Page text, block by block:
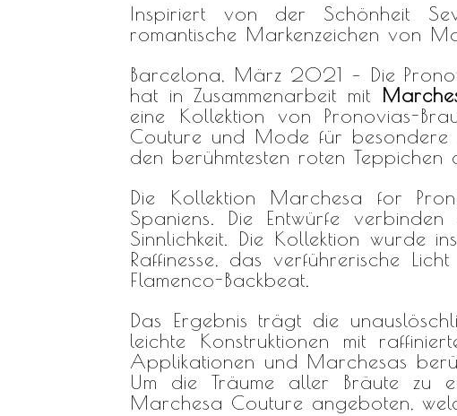
Inspiriert von der Schönheit
romantische Markenzeichen von
Barcelona, März 2021 – Die
hat in Zusammenarbeit mit
eine Kollektion von Pronovias-
Couture und Mode für besondere
den berühmtesten roten Teppichen
Die Kollektion Marchesa for
Spaniens. Die Entwürfe
Sinnlichkeit. Die Kollektion wurde
Raffinesse, das verführerische
Flamenco-Backbeat.
Das Ergebnis trägt die
leichte Konstruktionen mit
Applikationen und Marchesas
Um die Träume aller Bräute zu
Marchesa Couture angeboten,